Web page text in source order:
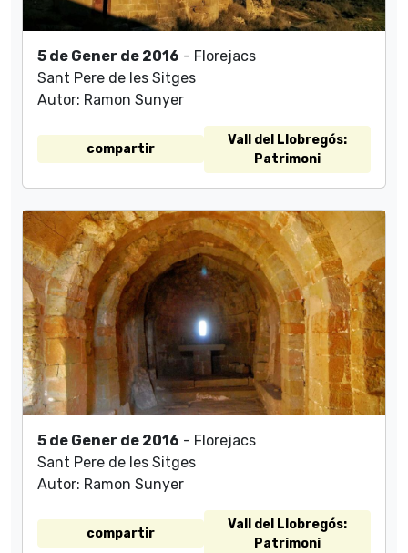
5 de Gener de 2016 - Florejacs
Sant Pere de les Sitges
Autor: Ramon Sunyer
compartir
Vall del Llobregós:
Patrimoni
5 de Gener de 2016 - Florejacs
Sant Pere de les Sitges
Autor: Ramon Sunyer
compartir
Vall del Llobregós:
Patrimoni